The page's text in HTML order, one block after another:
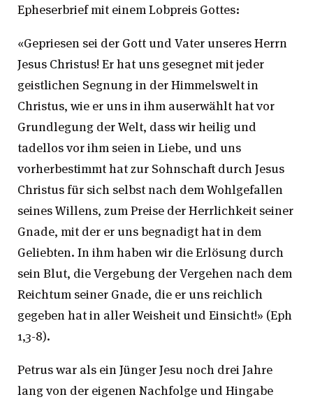
Epheserbrief mit einem Lobpreis Gottes:
«Gepriesen sei der Gott und Vater unseres Herrn
Jesus Christus! Er hat uns gesegnet mit jeder
geistlichen Segnung in der Himmelswelt in
Christus, wie er uns in ihm auserwählt hat vor
Grundlegung der Welt, dass wir heilig und
tadellos vor ihm seien in Liebe, und uns
vorherbestimmt hat zur Sohnschaft durch Jesus
Christus für sich selbst nach dem Wohlgefallen
seines Willens, zum Preise der Herrlichkeit seiner
Gnade, mit der er uns begnadigt hat in dem
Geliebten. In ihm haben wir die Erlösung durch
sein Blut, die Vergebung der Vergehen nach dem
Reichtum seiner Gnade, die er uns reichlich
gegeben hat in aller Weisheit und Einsicht!» (Eph
1,3-8).
Petrus war als ein Jünger Jesu noch drei Jahre
lang von der eigenen Nachfolge und Hingabe